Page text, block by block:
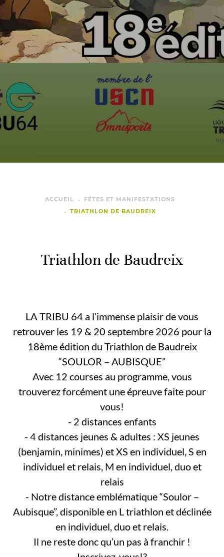
ACCUEIL
FÊTES ET MANIFESTATIONS
TRIATHLON DE BAUDREIX
Triathlon de Baudreix
LA TRIBU 64 a l’immense plaisir de vous
retrouver les 19 & 20 septembre 2026 pour la
18ème édition du Triathlon de Baudreix
“SOULOR – AUBISQUE”
Avec 12 courses au programme, vous
trouverez forcément une épreuve faite pour
vous!
- 2 distances enfants
- 4 distances jeunes & adultes : XS jeunes
(benjamin, minimes) et XS en individuel, S en
individuel et relais, M en individuel, duo et
relais
- Notre distance emblématique “Soulor –
Aubisque”, disponible en L triathlon et déclinée
en individuel, duo et relais.
Il ne reste donc qu’un pas à franchir !